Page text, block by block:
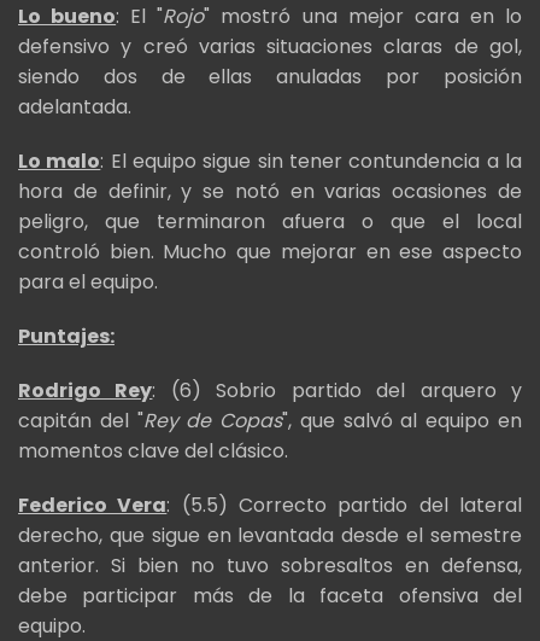
Lo bueno: El "Rojo" mostró una mejor cara en lo
defensivo y creó varias situaciones claras de gol,
siendo dos de ellas anuladas por posición
adelantada.
Lo malo: El equipo sigue sin tener contundencia a la
hora de definir, y se notó en varias ocasiones de
peligro, que terminaron afuera o que el local
controló bien. Mucho que mejorar en ese aspecto
para el equipo.
Puntajes:
Rodrigo Rey: (6) Sobrio partido del arquero y
capitán del "Rey de Copas", que salvó al equipo en
momentos clave del clásico.
Federico Vera: (5.5) Correcto partido del lateral
derecho, que sigue en levantada desde el semestre
anterior. Si bien no tuvo sobresaltos en defensa,
debe participar más de la faceta ofensiva del
equipo.